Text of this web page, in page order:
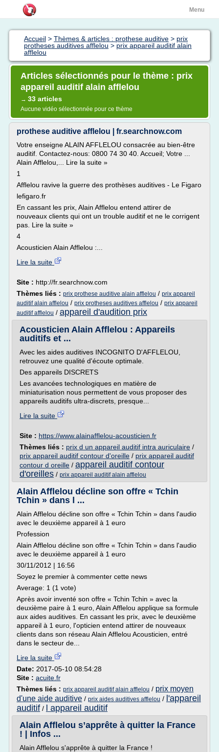
Menu
Accueil > Thèmes & articles : prothese auditive > prix
protheses auditives afflelou > prix appareil auditif alain
afflelou
Articles sélectionnés pour le thème : prix
appareil auditif alain afflelou
→ 33 articles
Aucune vidéo sélectionnée pour ce thème
prothese auditive afflelou | fr.searchnow.com
Votre enseigne ALAIN AFFLELOU consacrée au bien-être
auditif. Contactez-nous: 0800 74 30 40. Accueil; Votre ...
Alain Afflelou,... Lire la suite »
1
Afflelou ravive la guerre des prothèses auditives - Le Figaro
lefigaro.fr
En cassant les prix, Alain Afflelou entend attirer de
nouveaux clients qui ont un trouble auditif et ne le corrigent
pas. Lire la suite »
4
Acousticien Alain Afflelou :...
Lire la suite
Site : http://fr.searchnow.com
Thèmes liés : prix prothese auditive alain afflelou / prix appareil
auditif alain afflelou / prix protheses auditives afflelou / prix appareil
auditif afflelou / appareil d'audition prix
Acousticien Alain Afflelou : Appareils
auditifs et ...
Avec les aides auditives INCOGNITO D'AFFLELOU,
retrouvez une qualité d'écoute optimale.
Des appareils DISCRETS
Les avancées technologiques en matière de
miniaturisation nous permettent de vous proposer des
appareils auditifs ultra-discrets, presque...
Lire la suite
Site : https://www.alainafflelou-acousticien.fr
Thèmes liés : prix d un appareil auditif intra auriculaire /
prix appareil auditif contour d'oreille / prix appareil auditif
contour d oreille / appareil auditif contour
d'oreilles / prix appareil auditif alain afflelou
Alain Afflelou décline son offre « Tchin
Tchin » dans l ...
Alain Afflelou décline son offre « Tchin Tchin » dans l'audio
avec le deuxième appareil à 1 euro
Profession
Alain Afflelou décline son offre « Tchin Tchin » dans l'audio
avec le deuxième appareil à 1 euro
30/11/2012 | 16:56
Soyez le premier à commenter cette news
Average: 1 (1 vote)
Après avoir inventé son offre « Tchin Tchin » avec la
deuxième paire à 1 euro, Alain Afflelou applique sa formule
aux aides auditives. En cassant les prix, avec le deuxième
appareil à 1 euro, l'opticien entend attirer de nouveaux
clients dans son réseau Alain Afflelou Acousticien, entré
dans le secteur de...
Lire la suite
Date: 2017-05-10 08:54:28
Site : acuite.fr
Thèmes liés : prix appareil auditif alain afflelou / prix moyen
d'une aide auditive / prix aides auditives afflelou / l'appareil
auditif /
l appareil auditif
Alain Afflelou s’apprête à quitter la France
! | Infos ...
Alain Afflelou s'apprête à quitter la France !